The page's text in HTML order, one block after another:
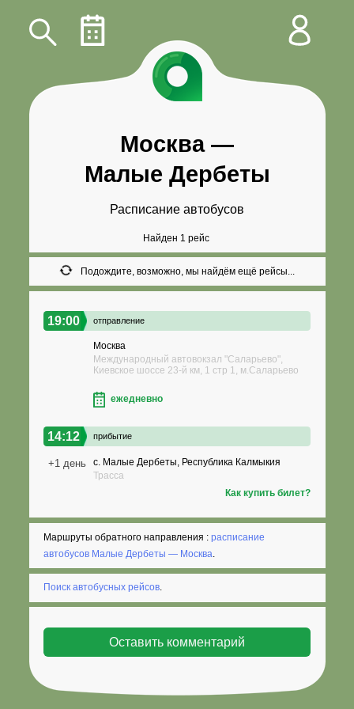
Москва—
Малые Дербеты
Расписание автобусов
Найден 1 рейс
Подождите, возможно, мы найдём ещё рейсы...
19:00 отправление
Москва
Международный автовокзал "Саларьево",
Киевское шоссе 23-й км, 1 стр 1, м.Саларьево
ежедневно
14:12 прибытие
+1 день
с. Малые Дербеты, Республика Калмыкия
Трасса
Как купить билет?
Маршруты обратного направления :расписание
автобусов Малые Дербеты — Москва.
Поиск автобусных рейсов.